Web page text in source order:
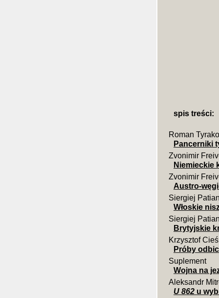
spis treści:
Roman
Pancerniki
Zvonimir
Niemieckie
Zvonimir
Austro-
Siergiej
Włoskie
Siergiej
Brytyjskie
Krzysztof
Próby
Suplement
Wojna na
Aleksandr
U 862 u